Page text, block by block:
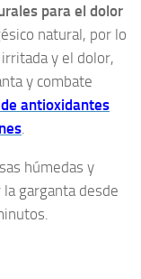
para el dolor
natural, por lo
y el dolor,
y combate
antioxidantes
húmedas y
garganta desde